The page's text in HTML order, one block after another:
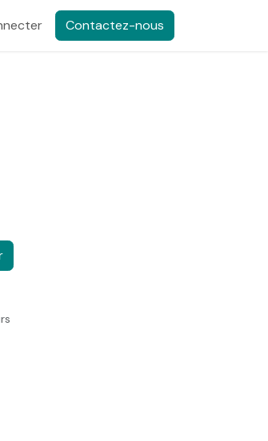
Contactez-nous